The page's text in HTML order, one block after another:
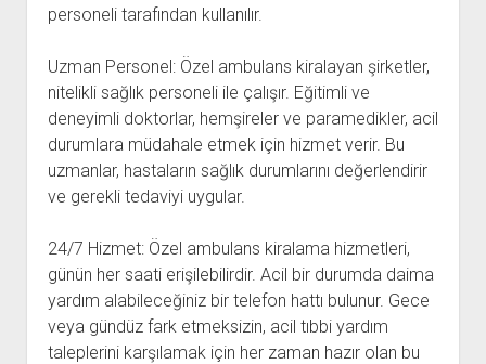
personeli tarafından kullanılır.
Uzman Personel: Özel ambulans kiralayan şirketler,
nitelikli sağlık personeli ile çalışır. Eğitimli ve
deneyimli doktorlar, hemşireler ve paramedikler, acil
durumlara müdahale etmek için hizmet verir. Bu
uzmanlar, hastaların sağlık durumlarını değerlendirir
ve gerekli tedaviyi uygular.
24/7 Hizmet: Özel ambulans kiralama hizmetleri,
günün her saati erişilebilirdir. Acil bir durumda daima
yardım alabileceğiniz bir telefon hattı bulunur. Gece
veya gündüz fark etmeksizin, acil tıbbi yardım
taleplerini karşılamak için her zaman hazır olan bu